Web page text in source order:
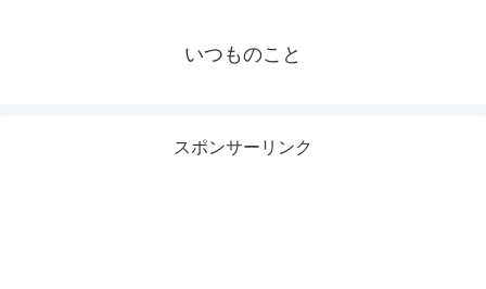
いつものこと
スポンサーリンク